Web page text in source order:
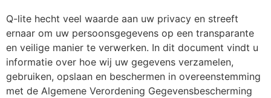
Q-lite hecht veel waarde aan uw privacy en streeft
ernaar om uw persoonsgegevens op een transparante
en veilige manier te verwerken. In dit document vindt u
informatie over hoe wij uw gegevens verzamelen,
gebruiken, opslaan en beschermen in overeenstemming
met de Algemene Verordening Gegevensbescherming